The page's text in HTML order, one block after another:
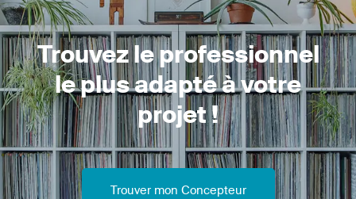
Trouvez le professionnel
le plus adapté à votre
projet !
Trouver mon Concepteur